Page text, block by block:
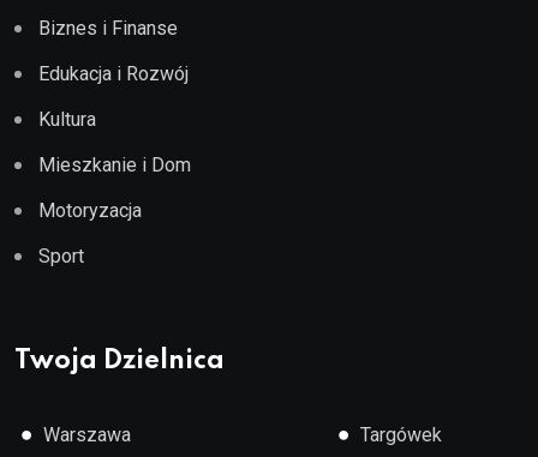
Biznes i Finanse
Edukacja i Rozwój
Kultura
Mieszkanie i Dom
Motoryzacja
Sport
Twoja Dzielnica
● Warszawa ● Targówek